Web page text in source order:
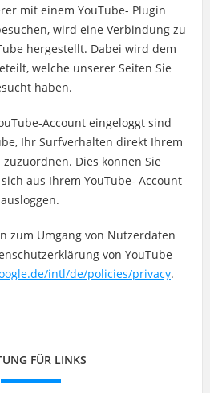
mit einem YouTube- Plugin
wird eine Verbindung zu
hergestellt. Dabei wird dem
welche unserer Seiten Sie
haben.
Account eingeloggt sind
Ihr Surfverhalten direkt Ihrem
Dies können Sie
aus Ihrem YouTube- Account
ausloggen.
zum Umgang von Nutzerdaten
von YouTube
intl/de/policies/privacy.
FÜR LINKS